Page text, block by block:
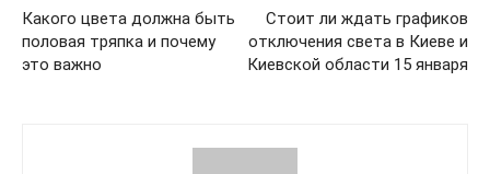
Какого цвета должна быть
половая тряпка и почему
это важно
Стоит ли ждать графиков
отключения света в Киеве и
Киевской области 15 января